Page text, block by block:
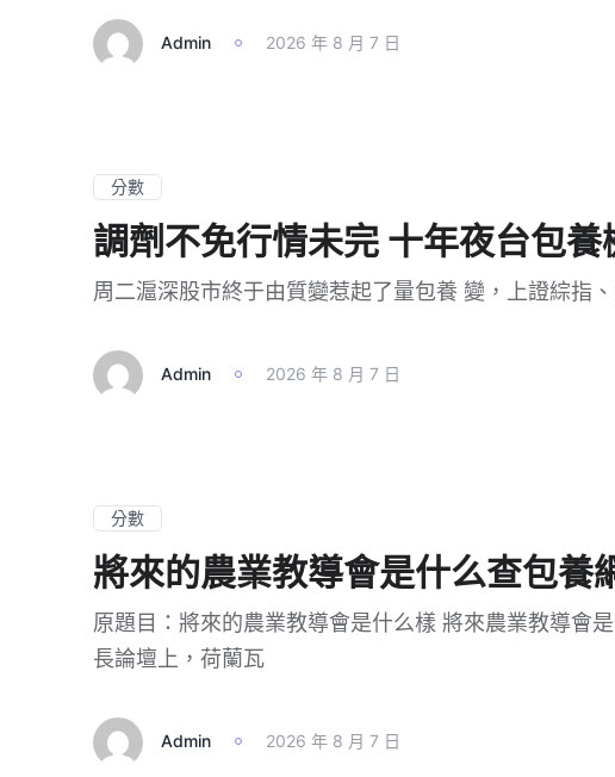
Admin 2026 年 8 月 7 日
分數
調劑不免行情未完 十年夜台包養
周二滬深股市終于由質變惹起了量包養 變，上證綜指
Admin 2026 年 8 月 7 日
分數
將來的農業教導會是什么查包養
原題目：將來的農業教導會是什么樣 將來農業教導會
長論壇上，荷蘭瓦
Admin 2026 年 8 月 7 日